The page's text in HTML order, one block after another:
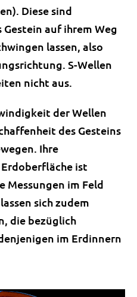
Diese sind
Gestein auf ihrem Weg
lassen, also
S-Wellen
nicht aus.
der Wellen
des Gesteins
Ihre
ist
Messungen im Feld
sich zudem
die bezüglich
im Erdinnern